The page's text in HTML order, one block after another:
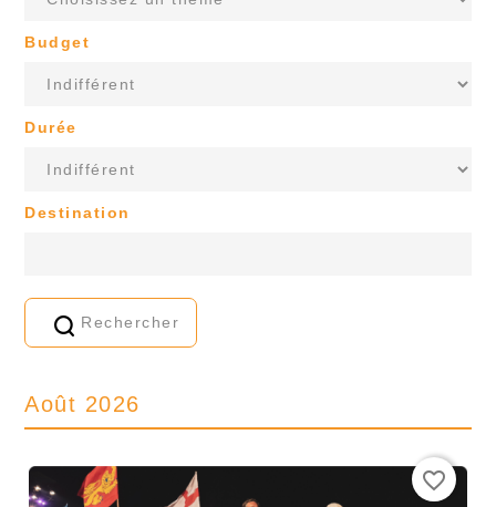
Août 2026
favorite_border
Budget
Durée
Destination
Rechercher